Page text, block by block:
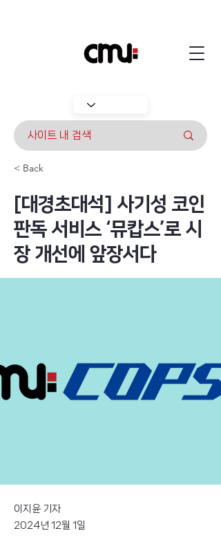
< Back
[대경초대석] 사기성 코인
판독 서비스 ‘뮤캅스’로 시
장 개선에 앞장서다
이지윤 기자
2024년 12월 1일